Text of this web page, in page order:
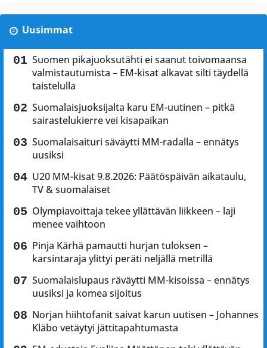
Uusimmat
Suomen pikajuoksutähti ei saanut toivomaansa
valmistautumista – EM-kisat alkavat silti täydellä
taistelulla
Suomalaisjuoksijalta karu EM-uutinen – pitkä
sairastelukierre vei kisapaikan
Suomalaisaituri säväytti MM-radalla – ennätys
uusiksi
U20 MM-kisat 9.8.2026: Päätöspäivän aikataulu,
TV & suomalaiset
Olympiavoittaja tekee yllättävän liikkeen – laji
menee vaihtoon
Pinja Kärhä pamautti hurjan tuloksen –
karsintaraja ylittyi peräti neljällä metrillä
Suomalaislupaus räväytti MM-kisoissa – ennätys
uusiksi ja komea sijoitus
Norjan hiihtofanit saivat karun uutisen – Johannes
Kläbo vetäytyi jättitapahtumasta